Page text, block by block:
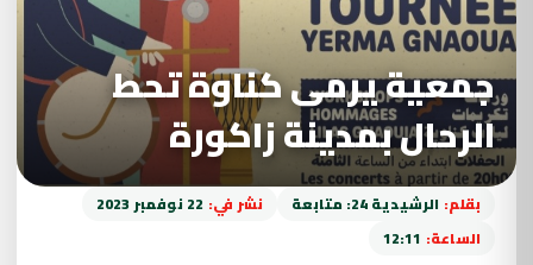
جمعية يرمى كناوة تحط
الرحال بمدينة زاكورة
بقلم: الرشيدية 24: متابعة نشر في: 22 نوفمبر 2023
الساعة: 12:11